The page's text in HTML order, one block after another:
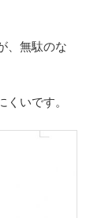
、無駄のな
いです。